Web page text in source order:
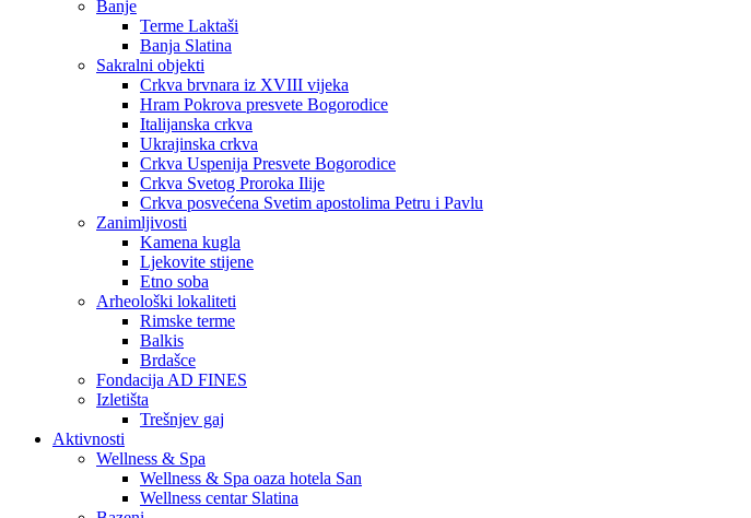
Banje
Terme Laktaši
Banja Slatina
Sakralni objekti
Crkva brvnara iz XVIII vijeka
Hram Pokrova presvete Bogorodice
Italijanska crkva
Ukrajinska crkva
Crkva Uspenija Presvete Bogorodice
Crkva Svetog Proroka Ilije
Crkva posvećena Svetim apostolima Petru i Pavlu
Zanimljivosti
Kamena kugla
Ljekovite stijene
Etno soba
Arheološki lokaliteti
Rimske terme
Balkis
Brdašce
Fondacija AD FINES
Izletišta
Trešnjev gaj
Aktivnosti
Wellness & Spa
Wellness & Spa oaza hotela San
Wellness centar Slatina